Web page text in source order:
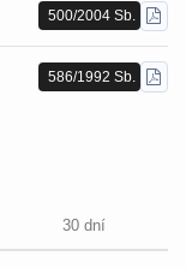
500/2004 Sb.
PDF
586/1992 Sb.
PDF
30 dní